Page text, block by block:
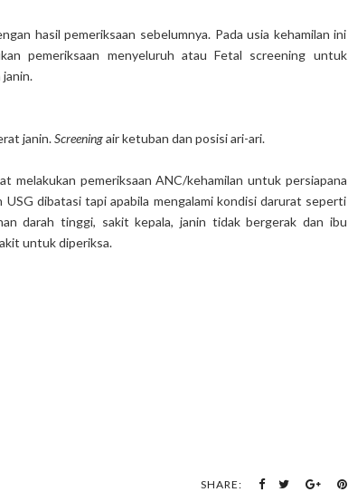
hasil pemeriksaan sebelumnya. Pada usia kehamilan ini
pemeriksaan menyeluruh atau Fetal screening untuk
janin.Screeningair ketuban dan posisi ari-ari.
melakukan pemeriksaan ANC/kehamilan untuk persiapana
dibatasi tapi apabila mengalami kondisi darurat seperti
darah tinggi, sakit kepala, janin tidak bergerak dan ibu
untuk diperiksa.
SHARE: